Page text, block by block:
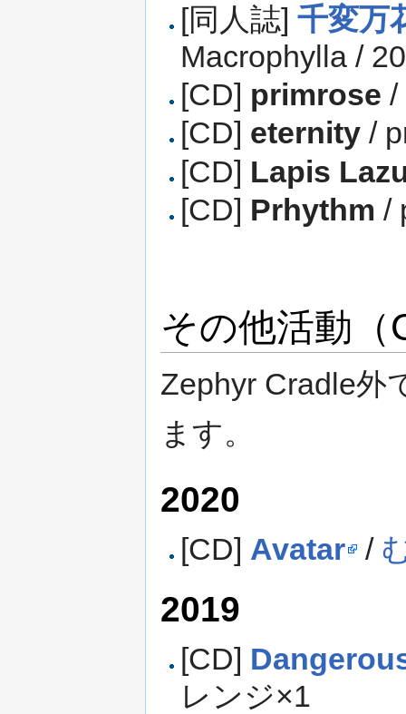
[同人誌]千変万
Macrophylla /
[CD] primrose /
[CD] eternity /
[CD] Lapis
[CD] Prhythm /
その他活動（
Zephyr Cradle外
ます。
2020
[CD] Avatar /
2019
[CD]
レンジ×1